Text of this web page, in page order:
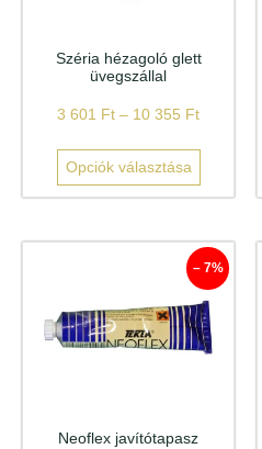
Széria hézagoló glett
üvegszállal
3 601 Ft – 10 355 Ft
Opciók választása
– 7%
Neoflex javítótapasz